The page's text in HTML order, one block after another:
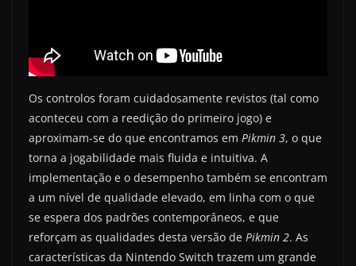
Os controlos foram cuidadosamente revistos (tal como
aconteceu com a reedição do primeiro jogo) e
aproximam-se do que encontramos em Pikmin 3, o que
torna a jogabilidade mais fluida e intuitiva. A
implementação e o desempenho também se encontram
a um nível de qualidade elevado, em linha com o que
se espera dos padrões contemporâneos, e que
reforçam as qualidades desta versão de Pikmin 2. As
características da Nintendo Switch trazem um grande